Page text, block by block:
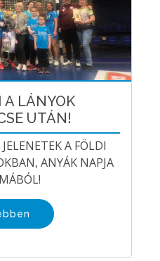
A LÁNYOK
UTÁN!
A FÖLDI
ANYÁK NAPJA